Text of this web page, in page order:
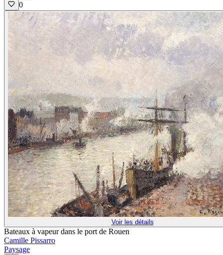
0
Voir les détails
Bateaux à vapeur dans le port de Rouen
Camille Pissarro
Paysage